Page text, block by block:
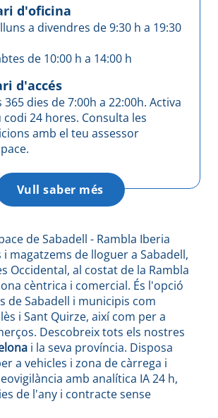
d'oficina
a divendres de 9:30 h a 19:30
de 10:00 h a 14:00 h
d'accés
365 dies de 7:00h a 22:00h. Activa
codi 24 hores. Consulta les
amb el teu assessor
Vull saber més
de Sabadell - Rambla Iberia
magatzems de lloguer a Sabadell,
Occidental, al costat de la Rambla
cèntrica i comercial. És l'opció
de Sabadell i municipis com
i Sant Quirze, així com per a
Descobreix tots els nostres
i la seva província. Disposa
a vehicles i zona de càrrega i
amb analítica IA 24 h,
de l'any i contracte sense